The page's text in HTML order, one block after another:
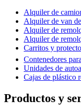
Alquiler de
Alquiler de van
Alquiler de
Alquiler de
Carritos y
Contenedores
Unidades de
Cajas de plástico
Productos y